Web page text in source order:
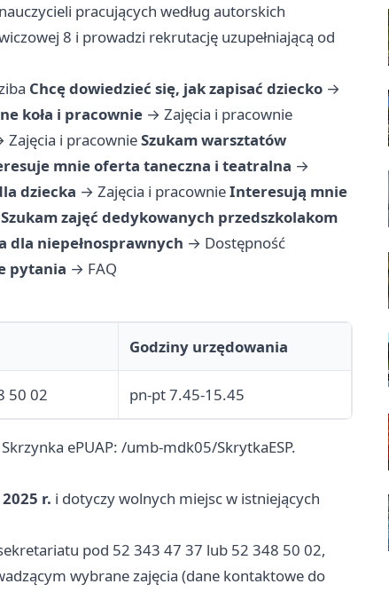
pracujących według autorskich
8 i prowadzi rekrutację uzupełniającą od
Chcę dowiedzieć się, jak zapisać dziecko →
koła i pracownie → Zajęcia i pracownie
Zajęcia i pracownieSzukam warsztatów
mnie oferta taneczna i teatralna →
dziecka → Zajęcia i pracownieInteresują mnie
Szukam zajęć dedykowanych przedszkolakom
dla niepełnosprawnych → Dostępność
pytania → FAQ
Godziny urzędowania
50 02 pn-pt 7.45-15.45
ePUAP: /umb-mdk05/SkrytkaESP.
r. i dotyczy wolnych miejsc w istniejących
pod 52 343 47 37 lub 52 348 50 02,
wybrane zajęcia (dane kontaktowe do